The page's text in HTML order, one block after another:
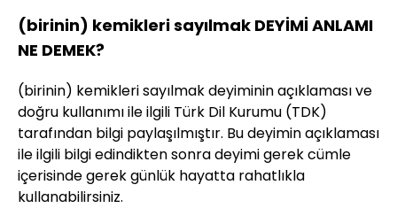
(birinin) kemikleri sayılmak DEYİMİ ANLAMI
NE DEMEK?
(birinin) kemikleri sayılmak deyiminin açıklaması ve
doğru kullanımı ile ilgili Türk Dil Kurumu (TDK)
tarafından bilgi paylaşılmıştır. Bu deyimin açıklaması
ile ilgili bilgi edindikten sonra deyimi gerek cümle
içerisinde gerek günlük hayatta rahatlıkla
kullanabilirsiniz.